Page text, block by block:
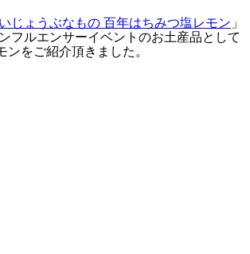
じょうぶなもの 百年はちみつ塩レモン 」
フルエンサーイベントのお土産品として
ンをご紹介頂きました。